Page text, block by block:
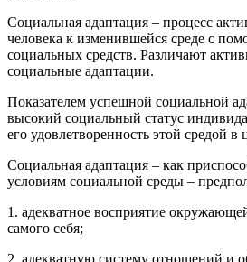
Социальная адаптация – процесс
человека к изменившейся среде с
социальных средств. Различают
социальные адаптации.
Показателем успешной социальной
высокий социальный статус
его удовлетворенность этой средой в
Социальная адаптация – как
условиям социальной среды –
1. адекватное восприятие
самого себя;
2. адекватную систему отношений и